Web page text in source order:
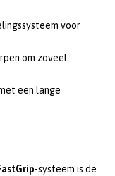
voor
om zoveel
een lange
-systeem is de